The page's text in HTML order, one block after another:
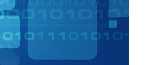
zobacz szczegóły